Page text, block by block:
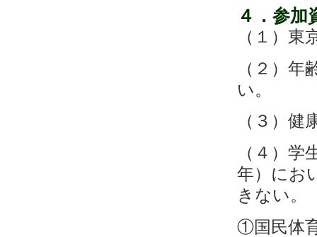
４．参
（１）
（２）
い。
（３）
（４）
年）にお
きない。
①国民体